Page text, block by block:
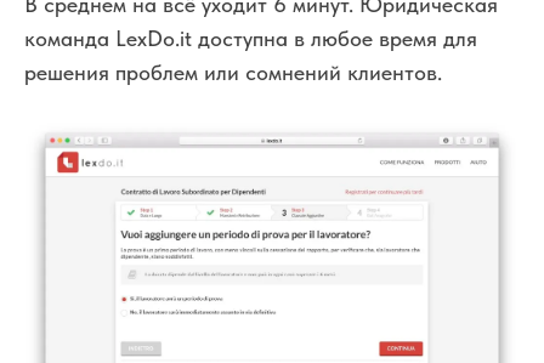
команда LexDo.it доступна в любое время для
решения проблем или сомнений клиентов.